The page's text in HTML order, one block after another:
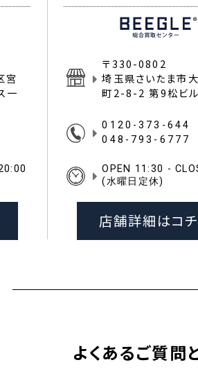
宮
一
〒330-0802
埼玉県さいたま市
町2-8-2 第9松ビ
0120-373-644
048-793-6777
OPEN 11:30 -
(水曜日定休)
店舗詳細はコ
よくあるご質問